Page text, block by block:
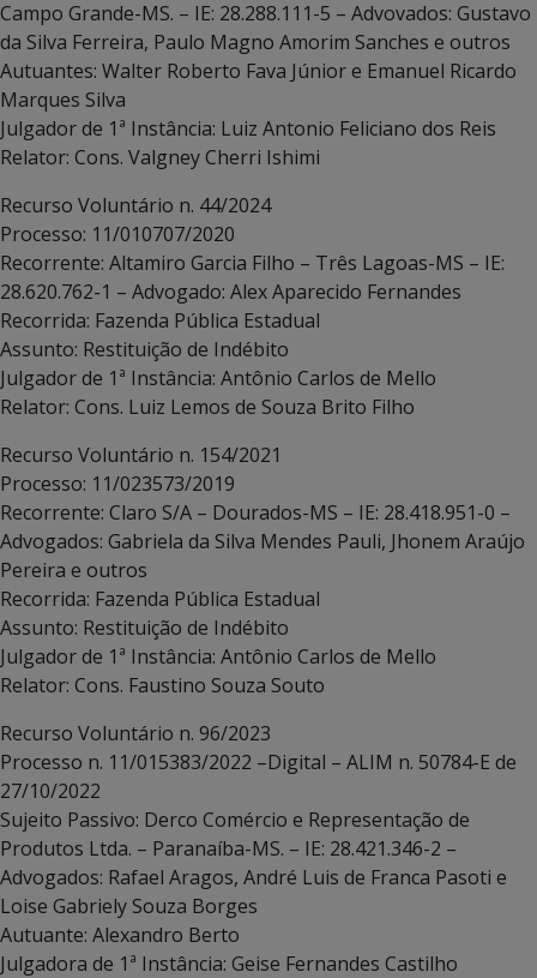
Campo Grande-MS. – IE: 28.288.111-5 – Advovados: Gustavo
da Silva Ferreira, Paulo Magno Amorim Sanches e outros
Autuantes: Walter Roberto Fava Júnior e Emanuel Ricardo
Marques Silva
Julgador de 1ª Instância: Luiz Antonio Feliciano dos Reis
Relator: Cons. Valgney Cherri Ishimi
Recurso Voluntário n. 44/2024
Processo: 11/010707/2020
Recorrente: Altamiro Garcia Filho – Três Lagoas-MS – IE:
28.620.762-1 – Advogado: Alex Aparecido Fernandes
Recorrida: Fazenda Pública Estadual
Assunto: Restituição de Indébito
Julgador de 1ª Instância: Antônio Carlos de Mello
Relator: Cons. Luiz Lemos de Souza Brito Filho
Recurso Voluntário n. 154/2021
Processo: 11/023573/2019
Recorrente: Claro S/A – Dourados-MS – IE: 28.418.951-0 –
Advogados: Gabriela da Silva Mendes Pauli, Jhonem Araújo
Pereira e outros
Recorrida: Fazenda Pública Estadual
Assunto: Restituição de Indébito
Julgador de 1ª Instância: Antônio Carlos de Mello
Relator: Cons. Faustino Souza Souto
Recurso Voluntário n. 96/2023
Processo n. 11/015383/2022 –Digital – ALIM n. 50784-E de
27/10/2022
Sujeito Passivo: Derco Comércio e Representação de
Produtos Ltda. – Paranaíba-MS. – IE: 28.421.346-2 –
Advogados: Rafael Aragos, André Luis de Franca Pasoti e
Loise Gabriely Souza Borges
Autuante: Alexandro Berto
Julgadora de 1ª Instância: Geise Fernandes Castilho